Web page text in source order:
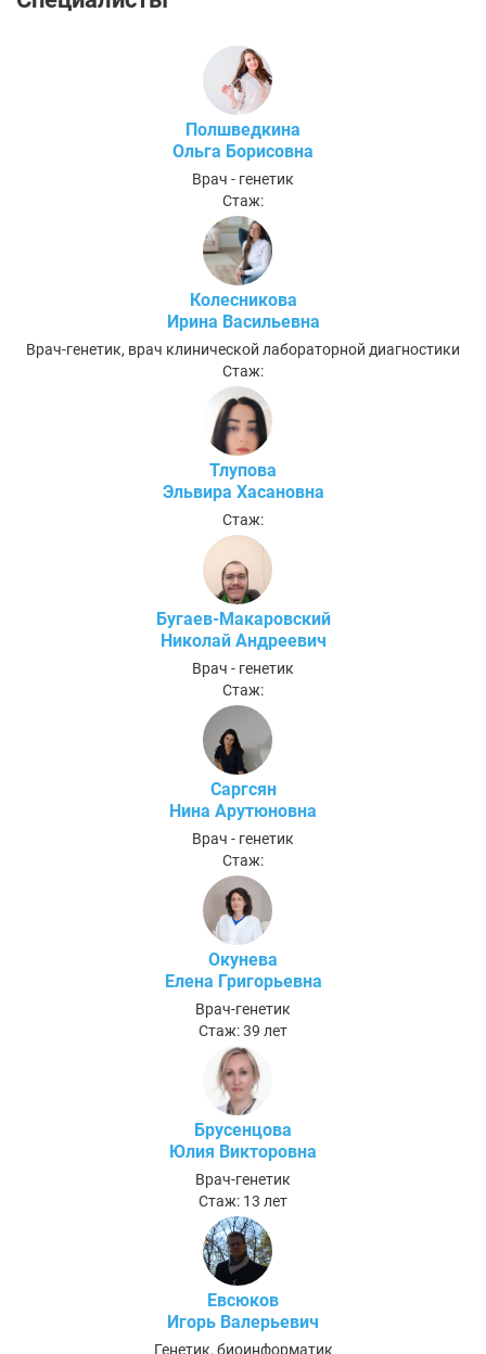
Полшведкина
Ольга Борисовна
Врач - генетик
Стаж:
Колесникова
Ирина Васильевна
Врач-генетик, врач клинической лабораторной диагностики
Стаж:
Тлупова
Эльвира Хасановна
Стаж:
Бугаев-Макаровский
Николай Андреевич
Врач - генетик
Стаж:
Саргсян
Нина Арутюновна
Врач - генетик
Стаж:
Окунева
Елена Григорьевна
Врач-генетик
Стаж: 39 лет
Брусенцова
Юлия Викторовна
Врач-генетик
Стаж: 13 лет
Евсюков
Игорь Валерьевич
Генетик, биоинформатик